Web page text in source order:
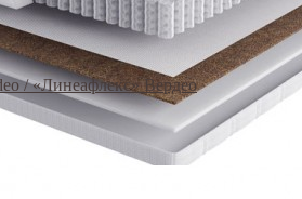
/ «Линеафлекс» Вердео